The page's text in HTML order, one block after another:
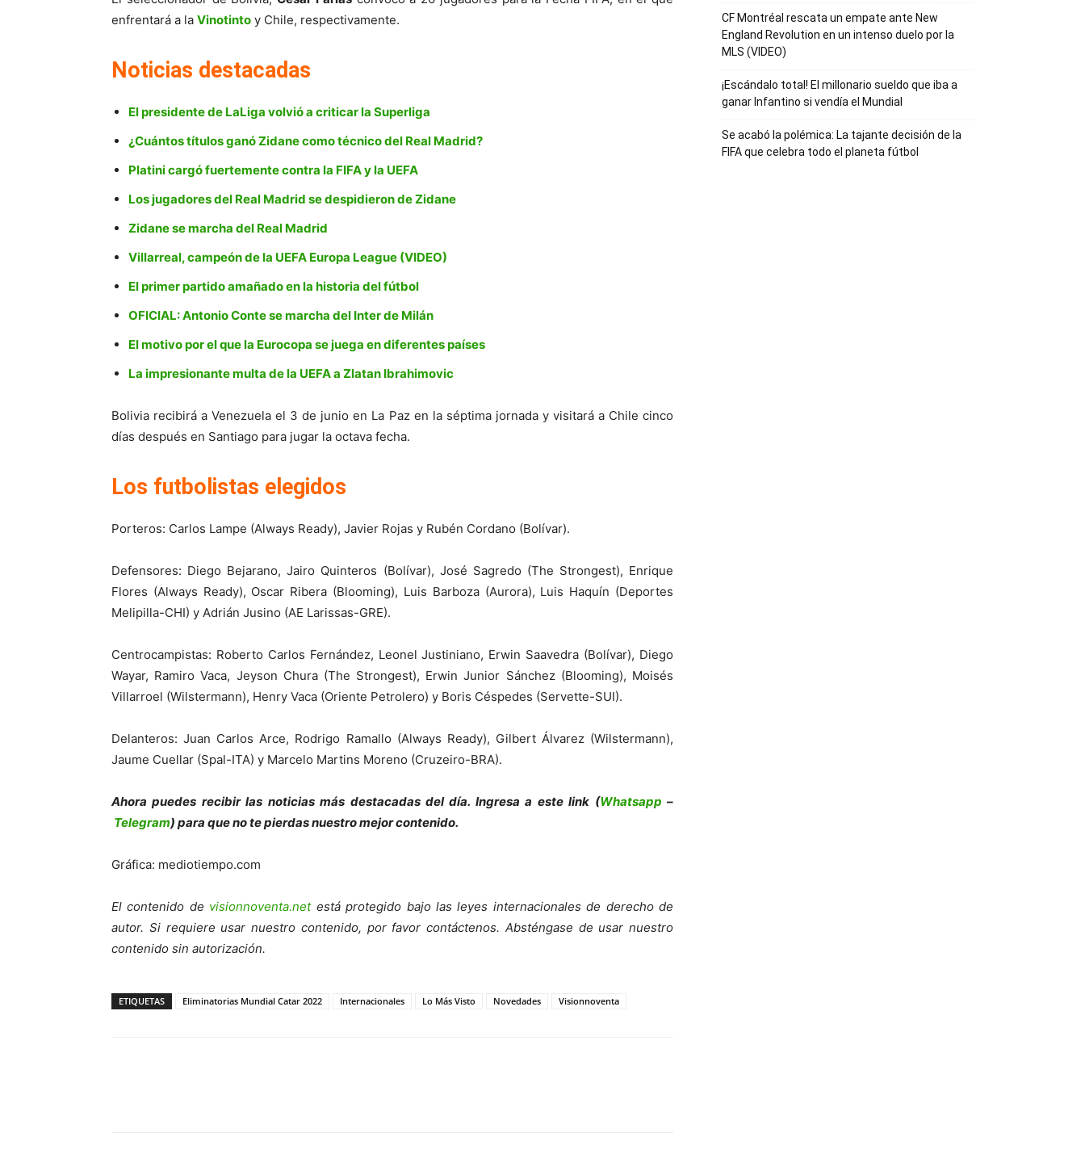
enfrentará a la Vinotinto y Chile, respectivamente.
Noticias destacadas
El presidente de LaLiga volvió a criticar la Superliga
¿Cuántos títulos ganó Zidane como técnico del Real Madrid?
Platini cargó fuertemente contra la FIFA y la UEFA
Los jugadores del Real Madrid se despidieron de Zidane
Zidane se marcha del Real Madrid
Villarreal, campeón de la UEFA Europa League (VIDEO)
El primer partido amañado en la historia del fútbol
OFICIAL: Antonio Conte se marcha del Inter de Milán
El motivo por el que la Eurocopa se juega en diferentes países
La impresionante multa de la UEFA a Zlatan Ibrahimovic
Bolivia recibirá a Venezuela el 3 de junio en La Paz en la séptima jornada y visitará a Chile cinco
días después en Santiago para jugar la octava fecha.
Los futbolistas elegidos
Porteros: Carlos Lampe (Always Ready), Javier Rojas y Rubén Cordano (Bolívar).
Defensores: Diego Bejarano, Jairo Quinteros (Bolívar), José Sagredo (The Strongest), Enrique
Flores (Always Ready), Oscar Ribera (Blooming), Luis Barboza (Aurora), Luis Haquín (Deportes
Melipilla-CHI) y Adrián Jusino (AE Larissas-GRE).
Centrocampistas: Roberto Carlos Fernández, Leonel Justiniano, Erwin Saavedra (Bolívar), Diego
Wayar, Ramiro Vaca, Jeyson Chura (The Strongest), Erwin Junior Sánchez (Blooming), Moisés
Villarroel (Wilstermann), Henry Vaca (Oriente Petrolero) y Boris Céspedes (Servette-SUI).
Delanteros: Juan Carlos Arce, Rodrigo Ramallo (Always Ready), Gilbert Álvarez (Wilstermann),
Jaume Cuellar (Spal-ITA) y Marcelo Martins Moreno (Cruzeiro-BRA).
Ahora puedes recibir las noticias más destacadas del día. Ingresa a este link (Whatsapp –
Telegram) para que no te pierdas nuestro mejor contenido.
Gráfica: mediotiempo.com
El contenido de visionnoventa.netestá protegido bajo las leyes internacionales de derecho de
autor. Si requiere usar nuestro contenido, por favor contáctenos. Absténgase de usar nuestro
contenido sin autorización.
ETIQUETAS Eliminatorias Mundial Catar 2022 Internacionales Lo Más Visto Novedades Visionnoventa
CF Montréal rescata un empate ante New
England Revolution en un intenso duelo por la
MLS (VIDEO)
¡Escándalo total! El millonario sueldo que iba a
ganar Infantino si vendía el Mundial
Se acabó la polémica: La tajante decisión de la
FIFA que celebra todo el planeta fútbol